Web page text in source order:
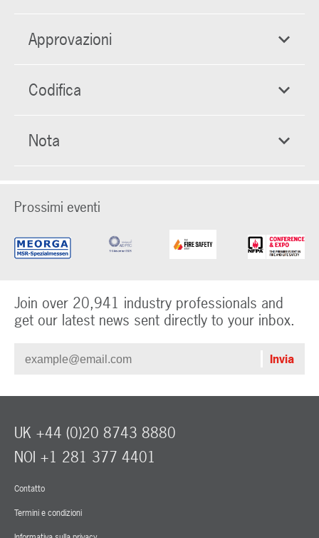
Approvazioni
Codifica
Nota
Prossimi eventi
Join over 20,941 industry professionals and
get our latest news sent directly to your inbox.
Contatto
Termini e condizioni
UK +44 (0)20 8743 8880
NOI +1 281 377 4401